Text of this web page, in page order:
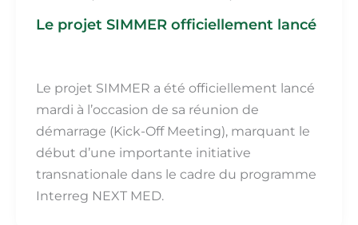
Le projet SIMMER officiellement lancé
Le projet SIMMER a été officiellement lancé
mardi à l’occasion de sa réunion de
démarrage (Kick-Off Meeting), marquant le
début d’une importante initiative
transnationale dans le cadre du programme
Interreg NEXT MED.